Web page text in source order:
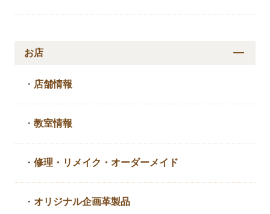
お店
・ 店舗情報
・教室情報
・修理・リメイク・ オーダーメイド
・ オリジナル企画革製品